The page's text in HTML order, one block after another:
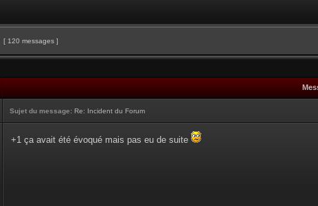
[ 120 messages ]
Sujet du message: Re: Incident du Forum
+1 ça avait été évoqué mais pas eu de suite